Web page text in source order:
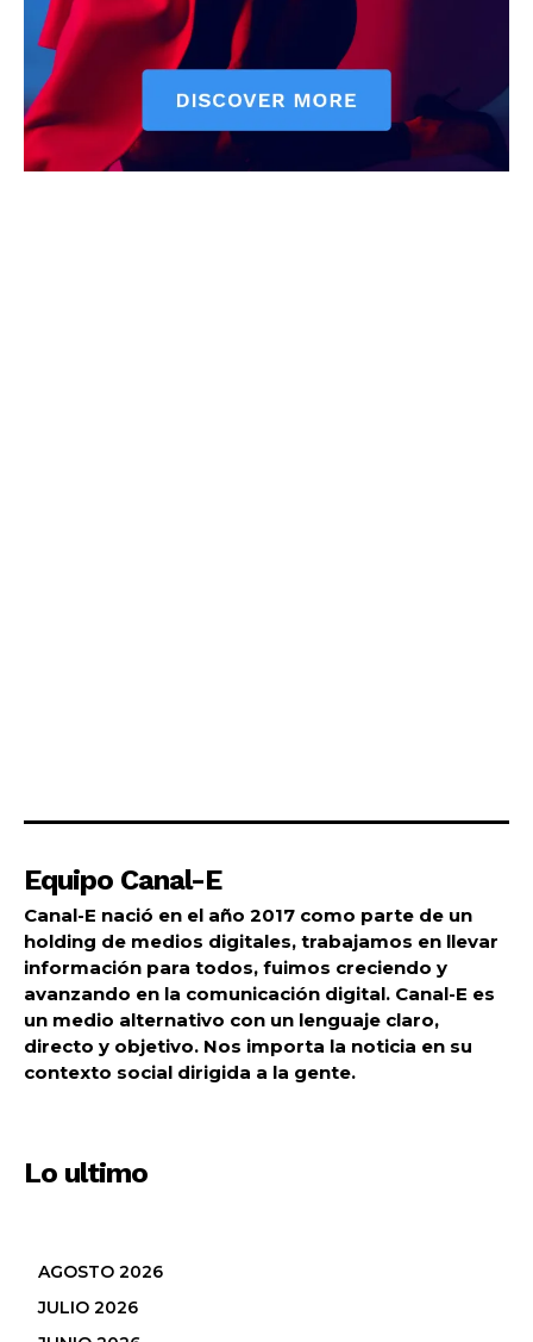
Equipo Canal-E
Canal-E nació en el año 2017 como parte de un
holding de medios digitales, trabajamos en llevar
información para todos, fuimos creciendo y
avanzando en la comunicación digital. Canal-E es
un medio alternativo con un lenguaje claro,
directo y objetivo. Nos importa la noticia en su
contexto social dirigida a la gente.
Lo ultimo
AGOSTO 2026
JULIO 2026